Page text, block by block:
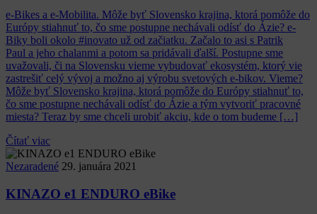
e-Bikes a e-Mobilita. Môže byť Slovensko krajina, ktorá pomôže do
Európy stiahnuť to, čo sme postupne nechávali odísť do Ázie? e-
Biky boli okolo #inovato už od začiatku. Začalo to asi s Patrik
Paul a jeho chalanmi a potom sa pridávali ďalší. Postupne sme
uvažovali, či na Slovensku vieme vybudovať ekosystém, ktorý vie
zastrešiť celý vývoj a možno aj výrobu svetových e-bikov. Vieme?
Môže byť Slovensko krajina, ktorá pomôže do Európy stiahnuť to,
čo sme postupne nechávali odísť do Ázie a tým vytvoriť pracovné
miesta? Teraz by sme chceli urobiť akciu, kde o tom budeme […]
Čítať viac
Nezaradené 29. januára 2021
KINAZO e1 ENDURO eBike